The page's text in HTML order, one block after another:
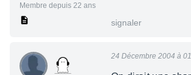
Membre depuis 22 ans
signaler
24 Décembre 2004 à